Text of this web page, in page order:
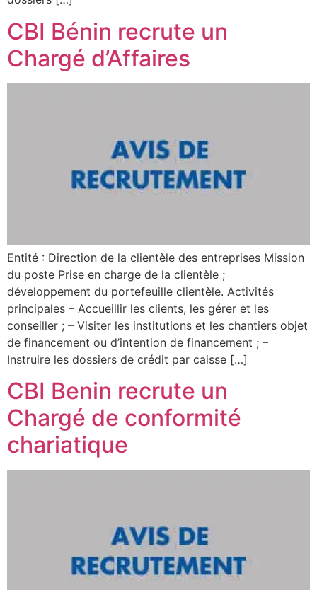
CBI Bénin recrute un
Chargé d’Affaires
Entité : Direction de la clientèle des entreprises Mission
du poste Prise en charge de la clientèle ;
développement du portefeuille clientèle. Activités
principales – Accueillir les clients, les gérer et les
conseiller ; – Visiter les institutions et les chantiers objet
de financement ou d’intention de financement ; –
Instruire les dossiers de crédit par caisse […]
CBI Benin recrute un
Chargé de conformité
chariatique